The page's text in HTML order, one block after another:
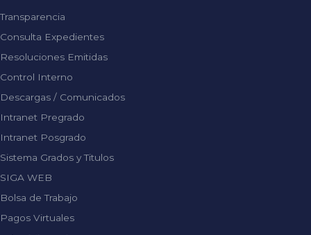
Transparencia
Consulta Expedientes
Resoluciones Emitidas
Control Interno
Descargas / Comunicados
Intranet Pregrado
Intranet Posgrado
Sistema Grados y Titulos
SIGA WEB
Bolsa de Trabajo
Pagos Virtuales